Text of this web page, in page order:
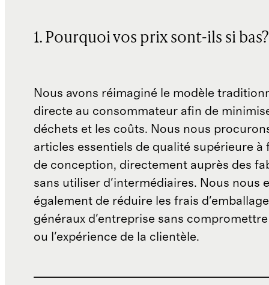
1. Pourquoi vos prix sont-ils si bas?
Nous avons réimaginé le modèle
directe au consommateur afin de
déchets et les coûts. Nous nous
articles essentiels de qualité supérieure à
de conception, directement auprès des
sans utiliser d'intermédiaires. Nous nous
également de réduire les frais
généraux d'entreprise sans
ou l'expérience de la clientèle.